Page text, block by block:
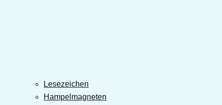
Lesezeichen
Hampelmagneten